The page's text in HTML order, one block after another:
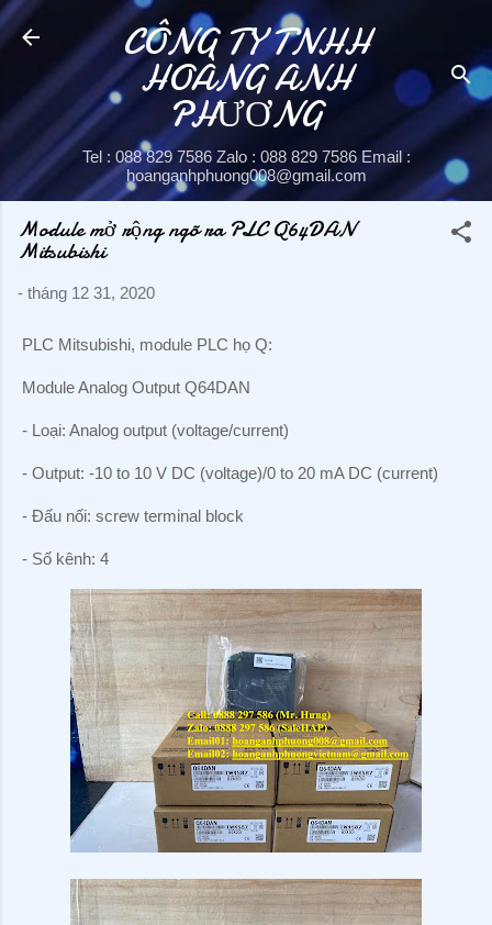
Chuyển đến nội dung chính
CÔNG TY TNHH
HOÀNG ANH
PHƯƠNG
Tel : 088 829 7586 Zalo : 088 829 7586 Email :
hoanganhphuong008@gmail.com
Module mở rộng ngõ ra PLC Q64DAN
Mitsubishi
- tháng 12 31, 2020
PLC Mitsubishi, module PLC họ Q:
Module Analog Output Q64DAN
- Loại: Analog output (voltage/current)
- Output: -10 to 10 V DC (voltage)/0 to 20 mA DC (current)
- Đấu nối: screw terminal block
- Số kênh: 4